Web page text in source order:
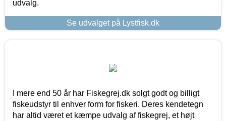
udvalg.
Se udvalget på Lystfisk.dk
I mere end 50 år har Fiskegrej.dk solgt godt og billigt
fiskeudstyr til enhver form for fiskeri. Deres kendetegn
har altid været et kæmpe udvalg af fiskegrej, et højt